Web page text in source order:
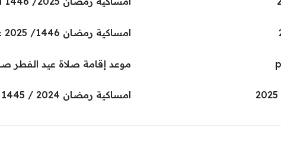
امساكية رمضان 1446/ 2025 عرعر pdf
موعد إقامة صلاة عيد الفطر
امساكية رمضان 2024 / 1445 الخرج